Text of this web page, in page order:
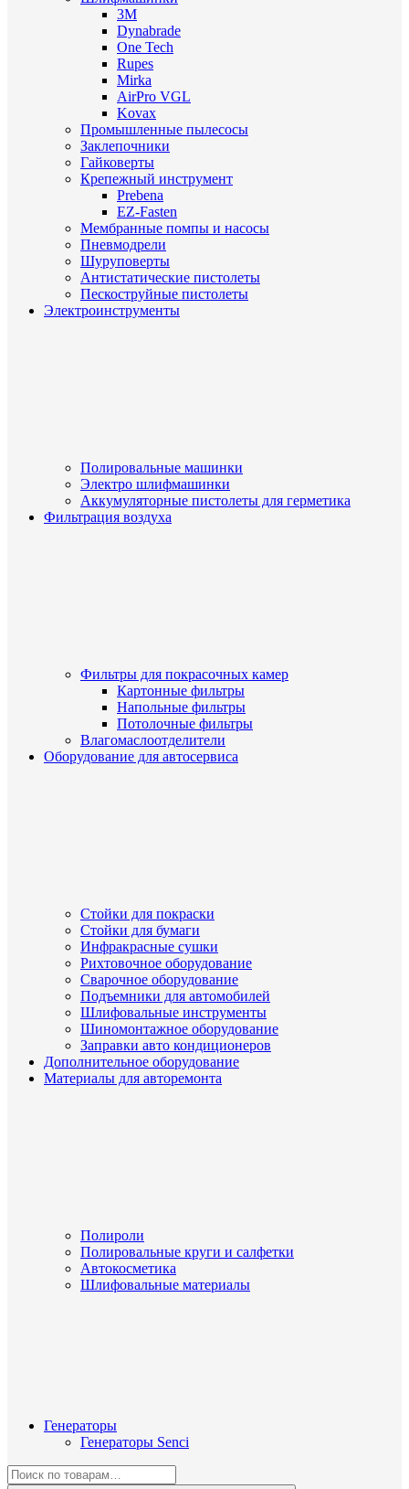
3M
Dynabrade
One Tech
Rupes
Mirka
AirPro VGL
Kovax
Промышленные пылесосы
Заклепочники
Гайковерты
Крепежный инструмент
Prebena
EZ-Fasten
Мембранные помпы и насосы
Пневмодрели
Шуруповерты
Антистатические пистолеты
Пескоструйные пистолеты
Электроинструменты
Полировальные машинки
Электро шлифмашинки
Аккумуляторные пистолеты для герметика
Фильтрация воздуха
Фильтры для покрасочных камер
Картонные фильтры
Напольные фильтры
Потолочные фильтры
Влагомаслоотделители
Оборудование для автосервиса
Стойки для покраски
Стойки для бумаги
Инфракрасные сушки
Рихтовочное оборудование
Сварочное оборудование
Подъемники для автомобилей
Шлифовальные инструменты
Шиномонтажное оборудование
Заправки авто кондиционеров
Дополнительное оборудование
Материалы для авторемонта
Полироли
Полировальные круги и салфетки
Автокосметика
Шлифовальные материалы
Генераторы
Генераторы Senci